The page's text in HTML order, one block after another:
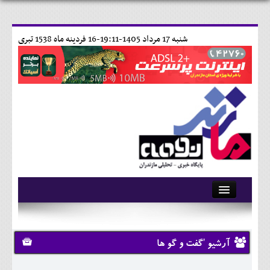
16 فردينه ماه 1538 تبری شنبه 17 مرداد 1405-19:11-
آرشیو
تماس با ما
وبلاگ
آرشیو 'گفت و گو ها